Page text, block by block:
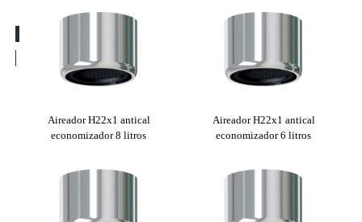
Aireador H22x1 antical
economizador 8 litros
Aireador H22x1 antical
economizador 6 litros